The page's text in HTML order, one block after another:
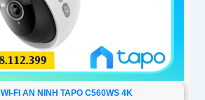
FI AN NINH TAPO C560WS 4K